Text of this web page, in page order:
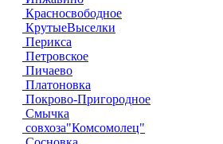
Красносвободное
КрутыеВыселки
Перикса
Петровское
Пичаево
Платоновка
Покрово-Пригородное
Смычка
совхоза"Комсомолец"